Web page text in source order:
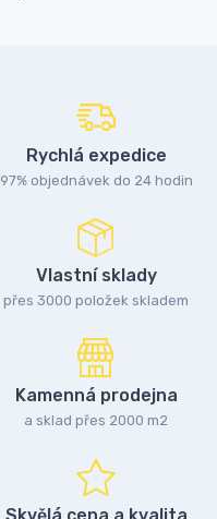
Rychlá expedice
97% objednávek do 24 hodin
Vlastní sklady
přes 3000 položek skladem
Kamenná prodejna
a sklad přes 2000 m2
Skvělá cena a kvalita